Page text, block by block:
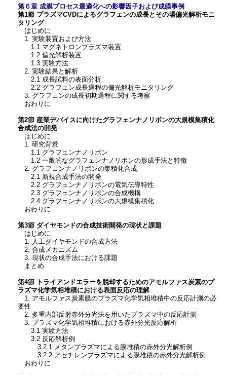
第６章 成膜プロセス最適化への影響因子および成膜事例
第1節 プラズマCVDによるグラフェンの成長とその場偏光解析モニ
タリング
はじめに
1. 実験装置および方法
1.1 マグネトロンプラズマ装置
1.2 偏光解析装置
1.3 実験方法
2. 実験結果と解析
2.1 成長試料の表面分析
2.2 グラフェン成長過程の偏光解析モニタリング
3. グラフェンの成長初期過程に関する考察
おわりに
第2節 産業デバイスに向けたグラフェンナノリボンの大規模集積化
合成法の開発
はじめに
1. 研究背景
1.1 グラフェンナノリボン
1.2 一般的なグラフェンナノリボンの形成手法と特徴
2. グラフェンナノリボンの集積化合成
2.1 新規合成手法の開発
2.2 グラフェンナノリボンの電気伝導特性
2.3 グラフェンナノリボンの合成機構
2.4 グラフェンナノリボンの大規模集積化
おわりに
第3節 ダイヤモンドの合成技術開発の現状と課題
はじめに
1. 人工ダイヤモンドの合成方法
2. 合成メカニズム
3. 現状の合成手法における課題
まとめ
第4節 トライアンドエラーを脱却するためのアモルファス炭素のプ
ラズマ化学気相堆積における表面反応の理解
1. アモルファス炭素膜のプラズマ化学気相堆積中の反応計測の必
要性
2. 多重内部反射赤外分光法を用いたプラズマ中の反応計測
3. プラズマ化学気相堆積における赤外分光反応解析
3.1 実験方法
3.2 反応解析例
3.2.1 メタンプラズマによる膜堆積の赤外分光解析例
3.2.2 アセチレンプラズマによる膜堆積の赤外分光解析例
おわりに